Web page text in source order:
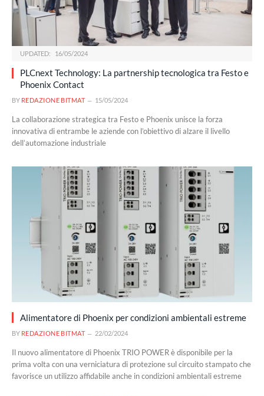
UPDATED: 16/05/2024
PLCnext Technology: La partnership tecnologica tra Festo e
Phoenix Contact
BY REDAZIONE BITMAT 15/05/2024
La collaborazione strategica tra Festo e Phoenix unisce la forza
innovativa di entrambe le aziende con l’obiettivo di alzare il livello
dell’automazione industriale
Alimentatore di Phoenix per condizioni ambientali estreme
BY REDAZIONE BITMAT 22/02/2024
Il nuovo alimentatore di Phoenix TRIO POWER è disponibile per la
prima volta con una verniciatura di protezione sul circuito stampato che
favorisce un utilizzo affidabile anche in condizioni ambientali estreme